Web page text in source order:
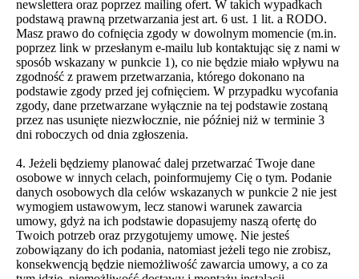
newslettera oraz poprzez mailing ofert. W takich wypadkach
podstawą prawną przetwarzania jest art. 6 ust. 1 lit. a RODO.
Masz prawo do cofnięcia zgody w dowolnym momencie (m.in.
poprzez link w przesłanym e-mailu lub kontaktując się z nami w
sposób wskazany w punkcie 1), co nie będzie miało wpływu na
zgodność z prawem przetwarzania, którego dokonano na
podstawie zgody przed jej cofnięciem. W przypadku wycofania
zgody, dane przetwarzane wyłącznie na tej podstawie zostaną
przez nas usunięte niezwłocznie, nie później niż w terminie 3
dni roboczych od dnia zgłoszenia.
4. Jeżeli będziemy planować dalej przetwarzać Twoje dane
osobowe w innych celach, poinformujemy Cię o tym. Podanie
danych osobowych dla celów wskazanych w punkcie 2 nie jest
wymogiem ustawowym, lecz stanowi warunek zawarcia
umowy, gdyż na ich podstawie dopasujemy naszą ofertę do
Twoich potrzeb oraz przygotujemy umowę. Nie jesteś
zobowiązany do ich podania, natomiast jeżeli tego nie zrobisz,
konsekwencją będzie niemożliwość zawarcia umowy, a co za